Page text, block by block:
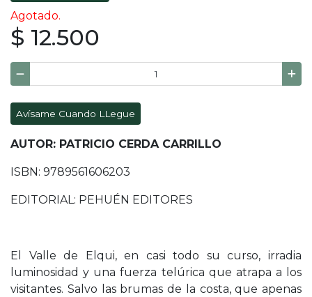
Agotado.
$ 12.500
Avísame Cuando LLegue
AUTOR: PATRICIO CERDA CARRILLO
ISBN: 9789561606203
EDITORIAL: PEHUÉN EDITORES
El Valle de Elqui, en casi todo su curso, irradia
luminosidad y una fuerza telúrica que atrapa a los
visitantes. Salvo las brumas de la costa, que apenas